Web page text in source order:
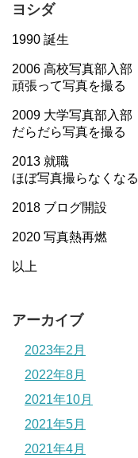
ヨシダ
1990 誕生
2006 高校写真部入部
頑張って写真を撮る
2009 大学写真部入部
だらだら写真を撮る
2013 就職
ほぼ写真撮らなくなる
2018 ブログ開設
2020 写真熱再燃
以上
アーカイブ
2023年2月
2022年8月
2021年10月
2021年5月
2021年4月